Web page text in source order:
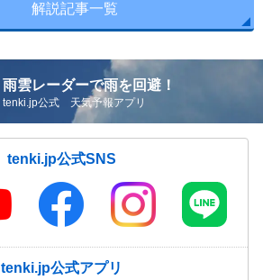
解説記事一覧
雨雲レーダーで雨を回避！
tenki.jp公式 天気予報アプリ
tenki.jp公式SNS
tenki.jp公式アプリ